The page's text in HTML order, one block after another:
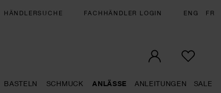
HÄNDLERSUCHE FACHHÄNDLER LOGIN ENG FR
BASTELN SCHMUCK ANLÄSSE ANLEITUNGEN SALE